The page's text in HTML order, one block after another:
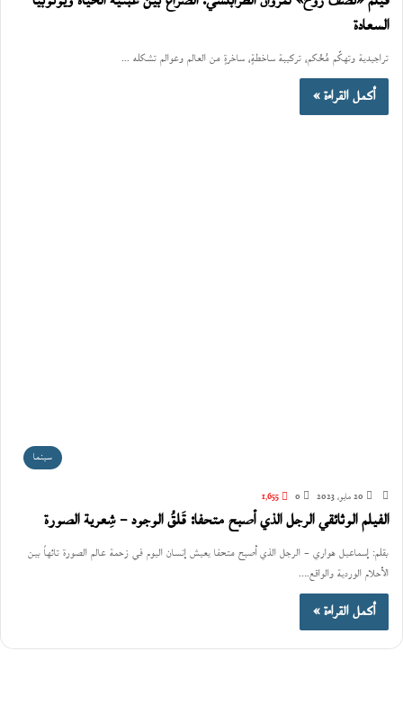
السعادة
تراجيدية وتهكّم مُحْكم، تركيبة ساخطةٍ، ساخرةٍ من العالم وعوالم تشكله ...
أكمل القراءة »
سينما
20 مايو، 2023 0 1٬655
الفيلم الوثائقي الرجل الذي أصبح متحفا: قَلقُ الوجود – شِعرية الصورة
بقلم: إسماعيل هواري – الرجل الذي أصبح متحفا يعيش إنسان اليوم في زحمة عالم الصورة تائهاً بين
الأحلام الوردية والواقع.…
أكمل القراءة »